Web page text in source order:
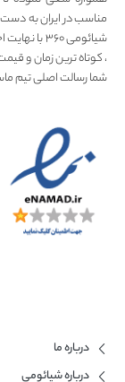
مناسب در ایران به
شیائومی
، کوتاه ترین زمان و
شما رسالت اصلی تیم
درباره ما
درباره شیائومی